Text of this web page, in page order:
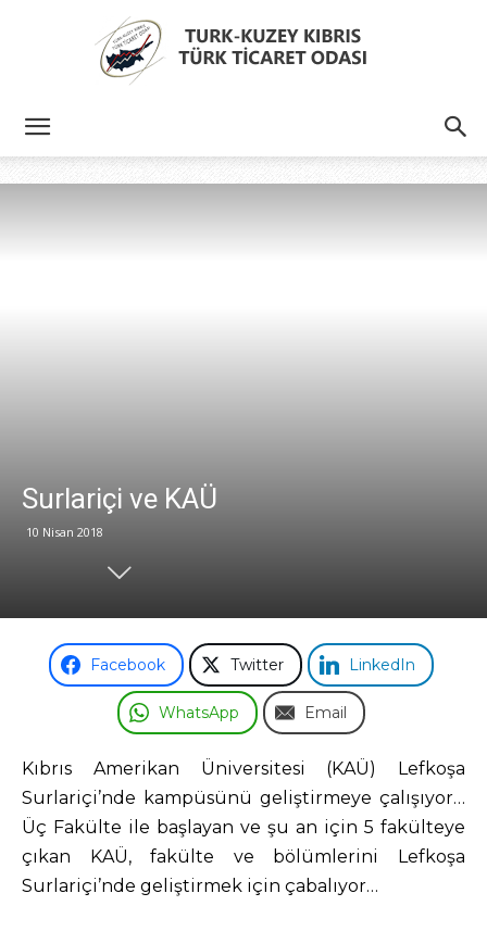
Surlariçi ve KAÜ
10 Nisan 2018
Facebook Twitter LinkedIn
WhatsApp Email
Kıbrıs Amerikan Üniversitesi (KAÜ) Lefkoşa
Surlariçi’nde kampüsünü geliştirmeye çalışıyor…
Üç Fakülte ile başlayan ve şu an için 5 fakülteye
çıkan KAÜ, fakülte ve bölümlerini Lefkoşa
Surlariçi’nde geliştirmek için çabalıyor…